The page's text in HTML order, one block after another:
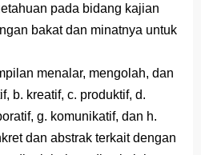
pada bidang kajian
bakat dan minatnya untuk
menalar, mengolah, dan
b. kreatif, c. produktif, d.
g. komunikatif, dan h.
dan abstrak terkait dengan